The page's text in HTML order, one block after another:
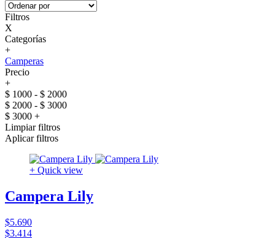
Filtros
X
Categorías
+
Camperas
Precio
+
$ 1000 - $ 2000
$ 2000 - $ 3000
$ 3000 +
Limpiar filtros
Aplicar filtros
+ Quick view
Campera Lily
$5.690
$3.414